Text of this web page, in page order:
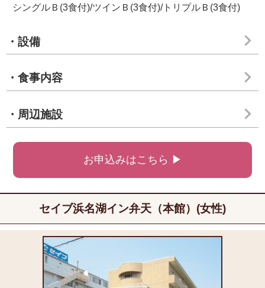
シングルＢ(3食付)/ツインＢ(3食付)/トリプルＢ(3食付)
・設備
・食事内容
・周辺施設
お申込みはこちら ▶
セイブ浜名湖イン弁天（本館）(女性)